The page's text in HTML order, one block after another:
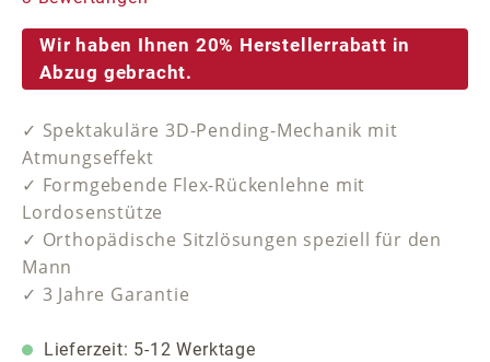
Wir haben Ihnen 20% Herstellerrabatt in
Abzug gebracht.
✓ Spektakuläre 3D-Pending-Mechanik mit
Atmungseffekt
✓ Formgebende Flex-Rückenlehne mit
Lordosenstütze
✓ Orthopädische Sitzlösungen speziell für den
Mann
✓ 3 Jahre Garantie
Lieferzeit: 5-12 Werktage